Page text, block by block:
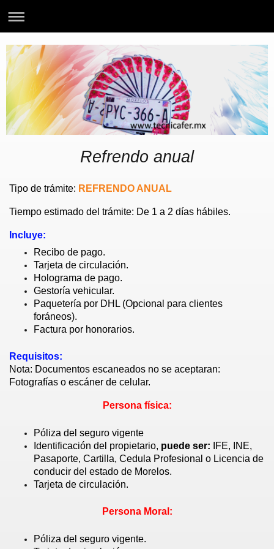
Refrendo anual
Tipo de trámite: REFRENDO ANUAL
Tiempo estimado del trámite: De 1 a 2 días hábiles.
Incluye:
Recibo de pago.
Tarjeta de circulación.
Holograma de pago.
Gestoría vehicular.
Paquetería por DHL (Opcional para clientes
foráneos).
Factura por honorarios.
Requisitos:
Nota: Documentos escaneados no se aceptaran:
Fotografías o escáner de celular.
Persona física:
Póliza del seguro vigente
Identificación del propietario, puede ser: IFE, INE,
Pasaporte, Cartilla, Cedula Profesional o Licencia de
conducir del estado de Morelos.
Tarjeta de circulación.
Persona Moral:
Póliza del seguro vigente.